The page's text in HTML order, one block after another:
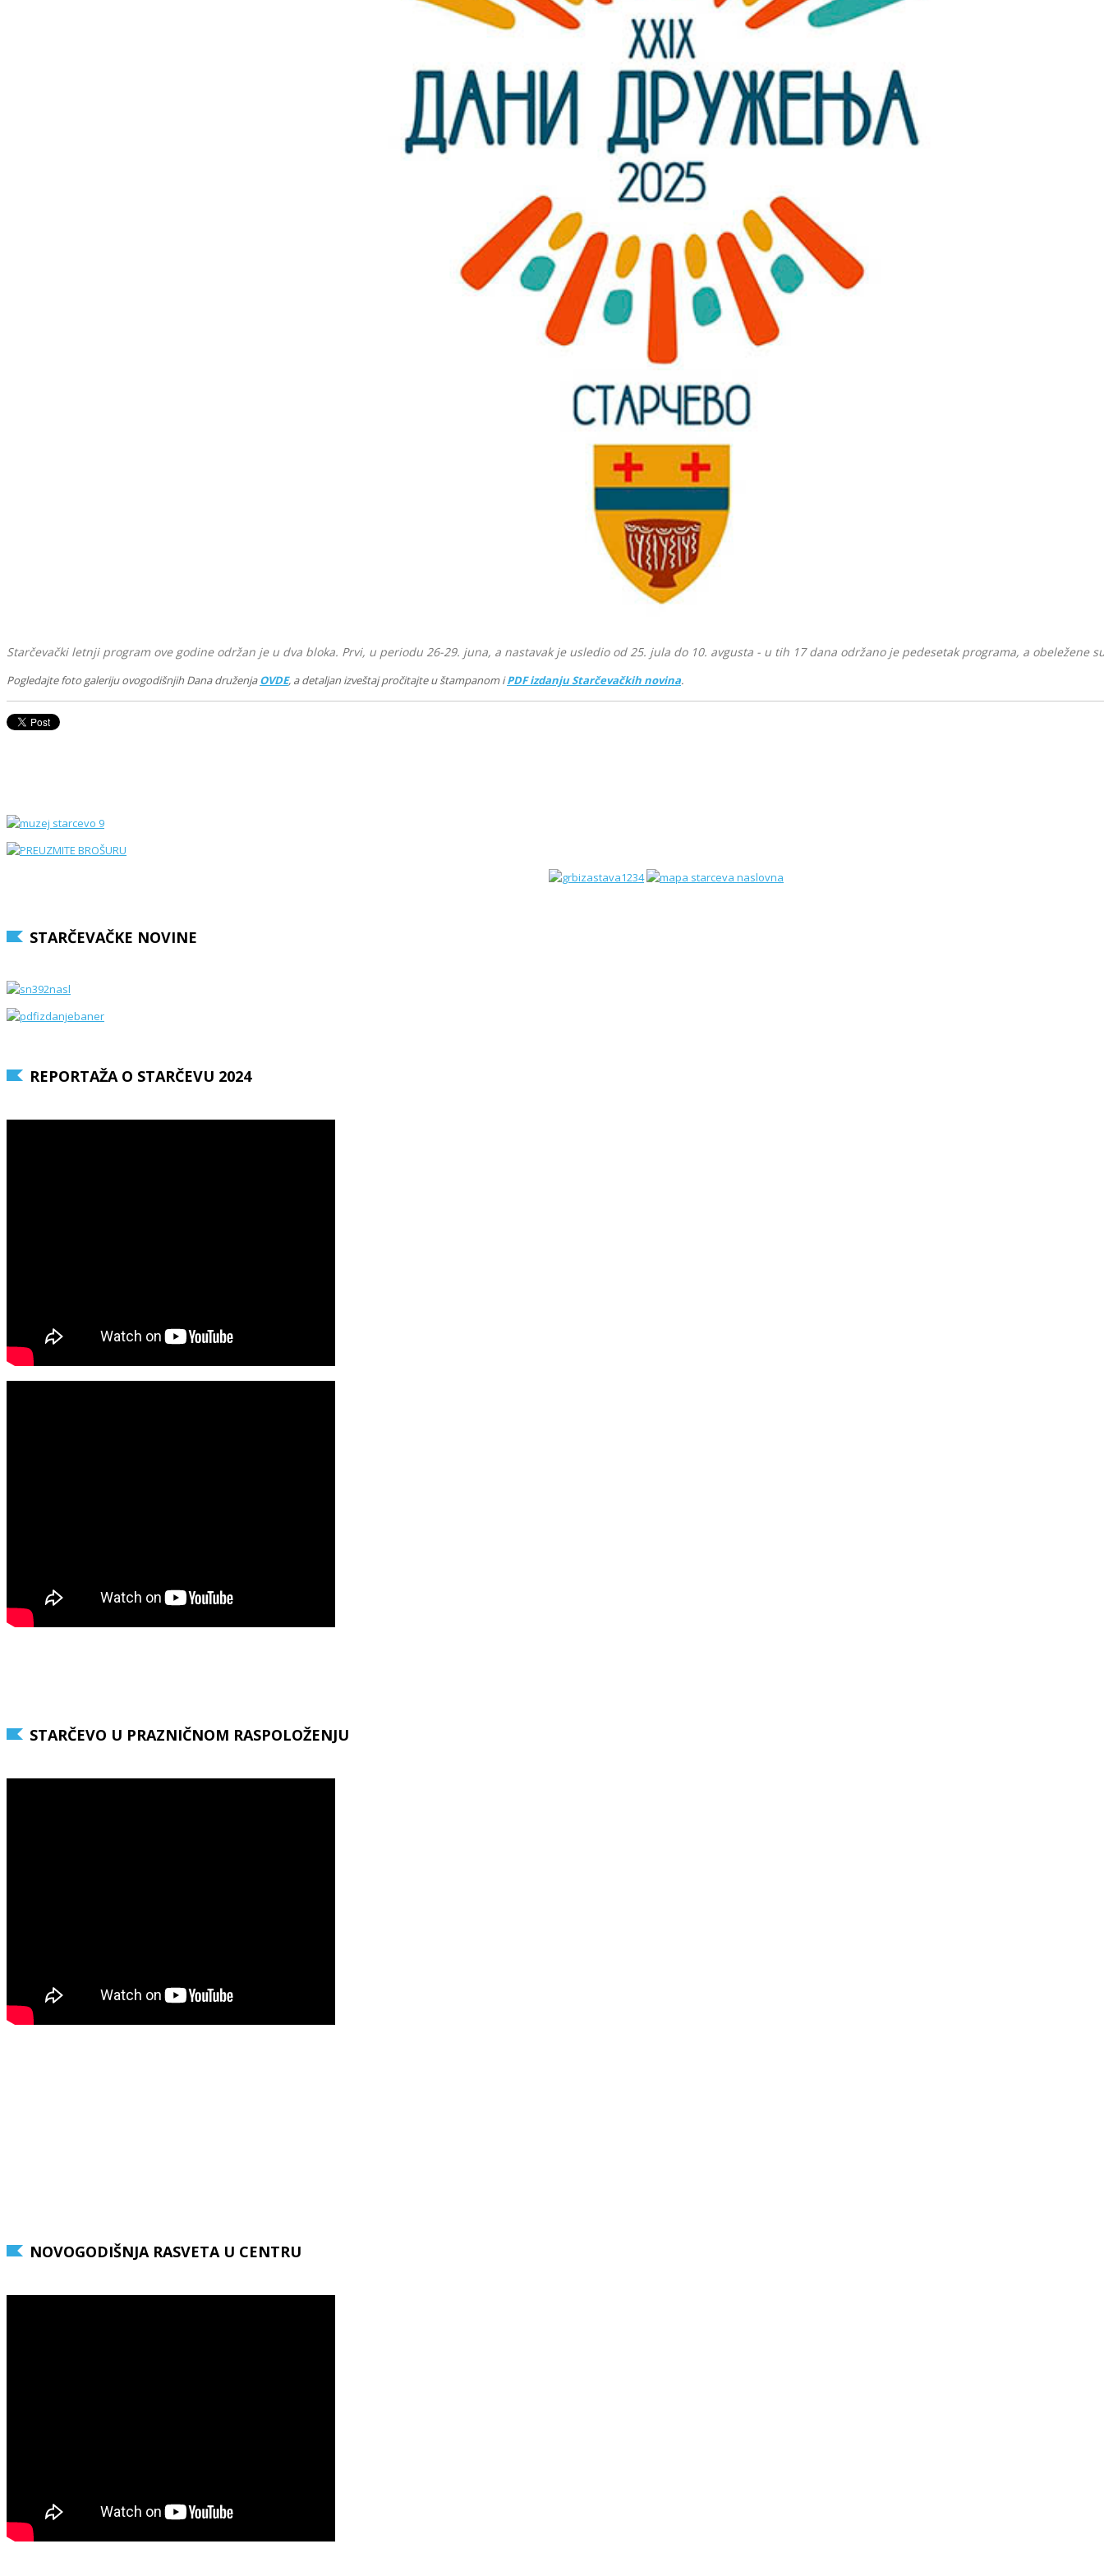
Starčevački letnji program ove godine održan je u dva bloka. Prvi, u periodu 26-29. juna, a nastavak je usledio od 25. jula do 10. avgusta - u tih 17 dana održano je pedesetak programa, a obeležene
Pogledajte foto galeriju ovogodišnjih Dana druženjaOVDE, a detaljan izveštaj pročitajte u štampanom iPDF izdanju Starčevačkih novina.
STARČEVAČKE NOVINE
REPORTAŽA O STARČEVU 2024
STARČEVO U PRAZNIČNOM RASPOLOŽENJU
NOVOGODIŠNJA RASVETA U CENTRU